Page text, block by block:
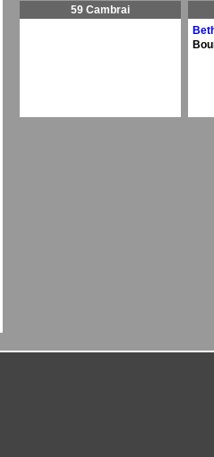
59 Cambrai